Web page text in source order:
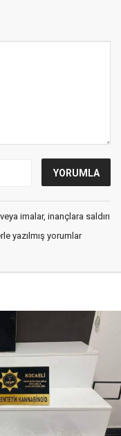
imalar, inançlara saldırı
yazılmış yorumlar